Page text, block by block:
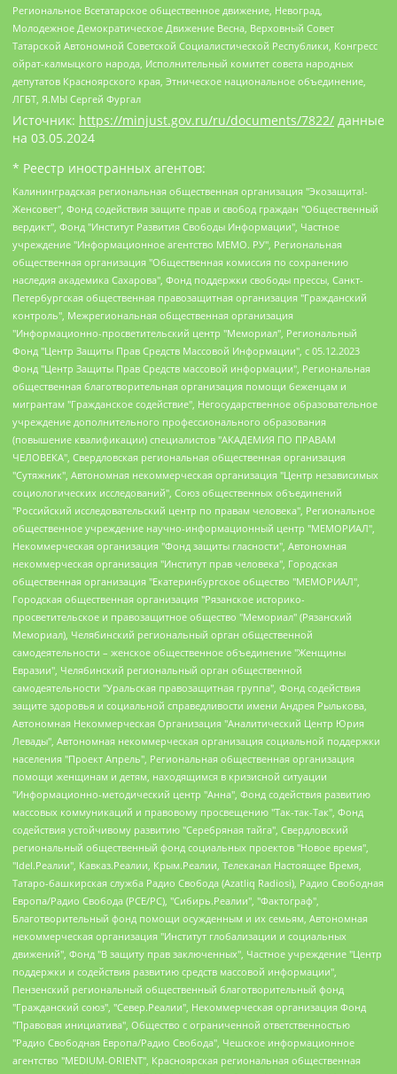
Региональное Всетатарское общественное движение, Невоград,
Молодежное Демократическое Движение Весна, Верховный Совет
Татарской Автономной Советской Социалистической Республики, Конгресс
ойрат-калмыцкого народа, Исполнительный комитет совета народных
депутатов Красноярского края, Этническое национальное объединение,
ЛГБТ, Я.МЫ Сергей Фургал
Источник: https://minjust.gov.ru/ru/documents/7822/ данные
на 03.05.2024
* Реестр иностранных агентов:
Калининградская региональная общественная организация "Экозащита!-Женсовет", Фонд содействия защите прав и свобод граждан "Общественный вердикт", Фонд "Институт Развития Свободы Информации", Частное учреждение "Информационное агентство МЕМО. РУ", Региональная общественная организация "Общественная комиссия по сохранению наследия академика Сахарова", Фонд поддержки свободы прессы, Санкт-Петербургская общественная правозащитная организация "Гражданский контроль", Межрегиональная общественная организация "Информационно-просветительский центр "Мемориал", Региональный Фонд "Центр Защиты Прав Средств Массовой Информации", с 05.12.2023 Фонд "Центр Защиты Прав Средств массовой информации", Региональная общественная благотворительная организация помощи беженцам и мигрантам "Гражданское содействие", Негосударственное образовательное учреждение дополнительного профессионального образования (повышение квалификации) специалистов "АКАДЕМИЯ ПО ПРАВАМ ЧЕЛОВЕКА", Свердловская региональная общественная организация "Сутяжник", Автономная некоммерческая организация "Центр независимых социологических исследований", Союз общественных объединений "Российский исследовательский центр по правам человека", Региональное общественное учреждение научно-информационный центр "МЕМОРИАЛ", Некоммерческая организация "Фонд защиты гласности", Автономная некоммерческая организация "Институт прав человека", Городская общественная организация "Екатеринбургское общество "МЕМОРИАЛ", Городская общественная организация "Рязанское историко-просветительское и правозащитное общество "Мемориал" (Рязанский Мемориал), Челябинский региональный орган общественной самодеятельности – женское общественное объединение "Женщины Евразии", Челябинский региональный орган общественной самодеятельности "Уральская правозащитная группа", Фонд содействия защите здоровья и социальной справедливости имени Андрея Рылькова, Автономная Некоммерческая Организация "Аналитический Центр Юрия Левады", Автономная некоммерческая организация социальной поддержки населения "Проект Апрель", Региональная общественная организация помощи женщинам и детям, находящимся в кризисной ситуации "Информационно-методический центр "Анна", Фонд содействия развитию массовых коммуникаций и правовому просвещению "Так-так-Так", Фонд содействия устойчивому развитию "Серебряная тайга", Свердловский региональный общественный фонд социальных проектов "Новое время", "Idel.Реалии", Кавказ.Реалии, Крым.Реалии, Телеканал Настоящее Время, Татаро-башкирская служба Радио Свобода (Azatliq Radiosi), Радио Свободная Европа/Радио Свобода (PCE/PC), "Сибирь.Реалии", "Фактограф", Благотворительный фонд помощи осужденным и их семьям, Автономная некоммерческая организация "Институт глобализации и социальных движений", Фонд "В защиту прав заключенных", Частное учреждение "Центр поддержки и содействия развитию средств массовой информации", Пензенский региональный общественный благотворительный фонд "Гражданский союз", "Север.Реалии", Некоммерческая организация Фонд "Правовая инициатива", Общество с ограниченной ответственностью "Радио Свободная Европа/Радио Свобода", Чешское информационное агентство "MEDIUM-ORIENT", Красноярская региональная общественная организация "Мы против СПИДа", Камалягин Денис Николаевич, Маркелов Сергей Евгеньевич, Пономарев Лев Александрович, Савицкая Людмила Алексеевна, Автономная некоммерческая организация "Центр по работе с проблемой насилия "НАСИЛИЮ.НЕТ", Межрегиональный профессиональный союз работников здравоохранения "Альянс врачей", Юридическое лицо, зарегистрированное в Латвийской Республике, SIA "Medusa Project" (регистрационный номер 40103797863, дата регистрации 10.06.2014), Некоммерческая организация "Фонд по борьбе с коррупцией", Автономная некоммерческая организация "Институт права и публичной политики", Баданин Роман Сергеевич, Гликин Максим Александрович, Железнова Мария Михайловна, Лукьянова Юлия Сергеевна, Маетная Елизавета Витальевна, Маняхин Петр Борисович, Чуракова Ольга Владимировна, Ярош Юлия Петровна, Юридическое лицо "The Insider SIA", зарегистрированное в Риге, Латвийская Республика (дата регистрации 26.06.2015), являющееся администратором доменного имени интернет-издания "The Insider SIA", https://theins.ru, Постернак Алексей Евгеньевич, Рубин Михаил Аркадьевич, Анин Роман Александрович, Юридическое лицо Istories fonds, зарегистрированное в Латвийской Республике (регистрационный номер 50008295751, дата регистрации 24.02.2020), Великовский Дмитрий Александрович, Долинина Ирина Николаевна, Мароховская Алеся Алексеевна, Шлейнов Роман Юрьевич, Шмагун Олеся Валентиновна, Общество с ограниченной ответственностью "Альтаир 2021", Общество с ограниченной ответственностью "Вега 2021", Общество с ограниченной ответственностью "Главный редактор 2021", Общество с ограниченной ответственностью "Ромашки монолит", Важенков Артем Валерьевич, Ивановская областная общественная организация "Центр гендерных исследований", Гурман Юрий Альбертович, Медиапроект "ОВД-Инфо", Егоров Владимир Владимирович, Жилинский Владимир Александрович, Общество с ограниченной ответственностью "ЗП", Иванова София Юрьевна, Карезина Инна Павловна, Кильтау Екатерина Викторовна, Петров Алексей Викторович, Пискунов Сергей Евгеньевич, Смирнов Сергей Сергеевич, Тихонов Михаил Сергеевич, Общество с ограниченной ответственностью "ЖУРНАЛИСТ-ИНОСТРАННЫЙ АГЕНТ", Арапова Галина Юрьевна, Вольтская Татьяна Анатольевна, Американская компания "Mason G.E.S. Anonymous Foundation" (США), являющаяся владельцем интернет-издания https://mnews.world/, Компания "Stichting Bellingcat", зарегистрированная в Нидерландах (дата регистрации 11.07.2018), Захаров Андрей Вячеславович, Клепиковская Екатерина Дмитриевна, Общество с ограниченной ответственностью "МЕМО", Перл Роман Александрович, Симонов Евгений Алексеевич, Соловьева Елена Анатольевна, Сотников Даниил Владимирович, Сурначева Елизавета Дмитриевна, Автономная некоммерческая организация по защите прав человека и информированию населения "Якутия – Наше Мнение", Общество с ограниченной ответственностью "Москоу диджитал медиа", с 26.01.2023 Общество с ограниченной ответственностью "Чайка Белые сады", Ветошкина Валерия Валерьевна, Заговора Максим Александрович, Межрегиональное общественное движение "Российская ЛГБТ - сеть", Оленичев Максим Владимирович, Павлов Иван Юрьевич, Скворцова Елена Сергеевна, Общество с ограниченной ответственностью "Как бы инагент", Кочетков Игорь Викторович, Общество с ограниченной ответственностью "Честные выборы", Еланчик Олег Александрович, Общество с ограниченной ответственностью "Нобелевский призыв", Гималова Регина Эмилевна, Григорьев Андрей Валерьевич, Григорьева Алина Александровна, Ассоциация по содействию защите прав призывников, альтернативнослужащих и военнослужащих "Правозащитная группа "Гражданин.Армия.Право", Хисамова Регина Фаритовна, Автономная некоммерческая организация по реализации социально-правовых программ "Лилит", Дальневосточное общественное движение "Маяк", Санкт-Петербургская ЛГБТ-инициативная группа "Выход", Инициативная группа ЛГБТ+ "Реверс", Алексеев Андрей Викторович, Бекбулатова Таисия Львовна, Беляев Иван Михайлович, Владыкина Елена Сергеевна, Гельман Марат Александрович, Никульшина Вероника Юрьевна, Толоконникова Надежда Андреевна, Шендерович Виктор Анатольевич, Общество с ограниченной ответственностью "Данное сообщение", Общество с ограниченной ответственностью Издательский дом "Новая глава", Айнбиндер Александра Александровна, Московский комьюнити-центр для ЛГБТ+инициатив, Благотворительный фонд развития филантропии, Deutsche Welle (Германия, Kurt-Schumacher-Strasse 3, 53113 Bonn), Борзунова Мария Михайловна, Воробьев Виктор Викторович, Голубева Анна Львовна, Константинова Алла Михайловна, Малкова Ирина Владимировна, Мурадов Мурад Абдулгалимович, Осетинская Елизавета Николаевна, Понасенков Евгений Николаевич, Ганапольский Матвей Юрьевич, Киселев Евгений Алексеевич, Борухович Ирина Григорьевна, Дремин Иван Тимофеевич, Дубровский Дмитрий Викторович, Красноярская региональная общественная организация поддержки и развития альтернативных образовательных технологий и межкультурных коммуникаций "ИНТЕРРА", Маяковская Екатерина Алексеевна, Фейгин Марк Захарович, Филимонов Андрей Викторович, Дзугкоева Регина Николаевна, Доброхотов Роман Александрович, Дудь Юрий Александрович, Елкин Сергей Владимирович, Кругликов Кирилл Игоревич, Сабунаева Мария Леонидовна, Семенов Алексей Владимирович, Шаинян Карен Багратович, Шульман Екатерина Михайловна, Асафьев Артур Валерьевич, Вахштайн Виктор Семенович, Венедиктов Алексей Алексеевич, Лушникова Екатерина Евгеньевна, Волков Леонид Михайлович, Невзоров Александр Глебович, Пархоменко Сергей Борисович, Сироткин Ярослав Николаевич, Кара-Мурза Владимир Владимирович, Баранова Наталья Владимировна, Гозман Леонид Яковлевич, Кагарлицкий Борис Юльевич, Климарев Михаил Валерьевич, Милов Владимир Станиславович, Автономная некоммерческая организация Краснодарский центр современного искусства "Типография", Моргенштерн Алишер Тагирович, Соболь Любовь Эдуардовна, Общество с ограниченной ответственностью "ЛИЗА НОРМ", Каспаров Гарри Кимович, Ходорковский Михаил Борисович, Общество с ограниченной ответственностью "Апрельские тезисы", Данилович Ирина Брониславовна, Кашин Олег Владимирович, Петров Николай Владимирович, Пивоваров Алексей Владимирович, Соколов Михаил Владимирович, Цветкова Юлия Владимировна, Чичваркин Евгений Александрович, Комитет против пыток/Команда против пыток, Общество с ограниченной ответственностью "Первый научный", Общество с ограниченной ответственностью "Вертолет и ко", Белоцерковская Вероника Борисовна, Кац Максим Евгеньевич, Лазарева Татьяна Юрьевна, Шаведдинов Руслан Табризович, Яшин Илья Валерьевич, Общество с ограниченной ответственностью "Иноагент ААВ", Алешковский Дмитрий Петрович, Альбац Евгения Марковна, Быков Дмитрий Львович, Галямина Юлия Евгеньевна, Лойко Сергей Леонидович, Мартынов Кирилл Константинович, Медведев Сергей Александрович, Крашенинников Федор Геннадиевич, Гордеева Катерина Вл